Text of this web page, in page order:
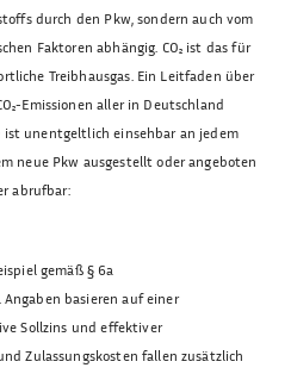
durch den Pkw, sondern auch vom
Faktoren abhängig. CO₂ ist das für
Treibhausgas. Ein Leitfaden über
Emissionen aller in Deutschland
unentgeltlich einsehbar an jedem
neue Pkw ausgestellt oder angeboten
abrufbar:
gemäß § 6a
Angaben basieren auf einer
Sollzins und effektiver
Zulassungskosten fallen zusätzlich